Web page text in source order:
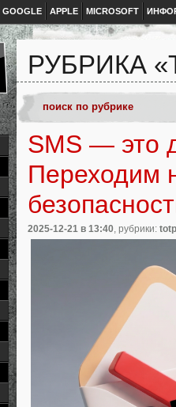
GOOGLE APPLE MICROSOFT
РУБРИКА
SMS — это
Переходим
2025-12-21 в 13:40 , рубрики: totp